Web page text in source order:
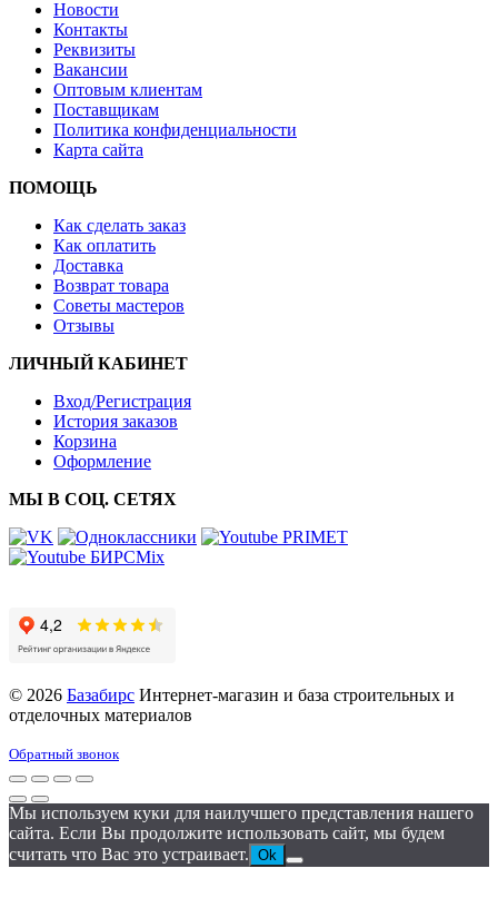
Новости
Контакты
Реквизиты
Вакансии
Оптовым клиентам
Поставщикам
Политика конфиденциальности
Карта сайта
ПОМОЩЬ
Как сделать заказ
Как оплатить
Доставка
Возврат товара
Советы мастеров
Отзывы
ЛИЧНЫЙ КАБИНЕТ
Вход/Регистрация
История заказов
Корзина
Оформление
МЫ В СОЦ. СЕТЯХ
© 2026 Базабирс Интернет-магазин и база строительных и
отделочных материалов
Обратный звонок
Мы используем куки для наилучшего представления нашего
сайта. Если Вы продолжите использовать сайт, мы будем
считать что Вас это устраивает. Ok